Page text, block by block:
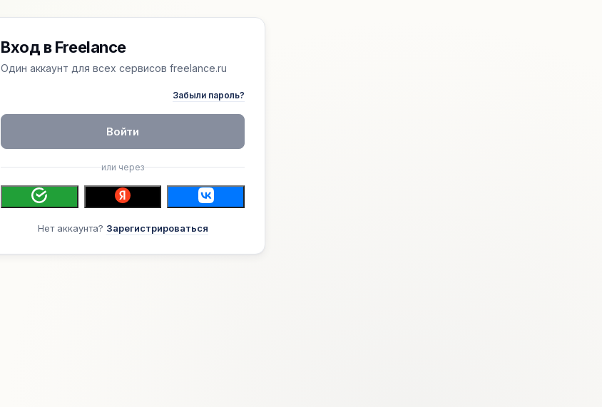
Вход в Freelance
Один аккаунт для всех сервисов freelance.ru
Забыли пароль?
Войти
или через
Нет аккаунта? Зарегистрироваться